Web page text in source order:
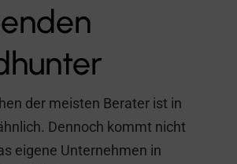
der meisten Berater ist in
Dennoch kommt nicht
eigene Unternehmen in